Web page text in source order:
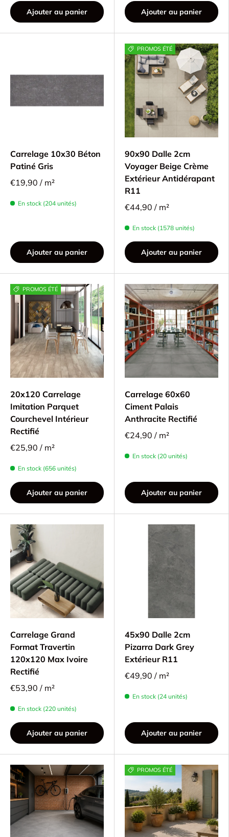
Ajouter au panier Ajouter au panier
Carrelage 10x30 Béton
Patiné Gris
€19,90 / m²
En stock (204 unités)
Ajouter au panier
PROMOS ÉTÉ
90x90 Dalle 2cm
Voyager Beige Crème
Extérieur Antidérapant
R11
€44,90 / m²
En stock (1578 unités)
Ajouter au panier
PROMOS ÉTÉ
20x120 Carrelage
Imitation Parquet
Courchevel Intérieur
Rectifié
€25,90 / m²
En stock (656 unités)
Ajouter au panier
Carrelage 60x60
Ciment Palais
Anthracite Rectifié
€24,90 / m²
En stock (20 unités)
Ajouter au panier
Carrelage Grand
Format Travertin
120x120 Max Ivoire
Rectifié
€53,90 / m²
En stock (220 unités)
Ajouter au panier
45x90 Dalle 2cm
Pizarra Dark Grey
Extérieur R11
€49,90 / m²
En stock (24 unités)
Ajouter au panier
PROMOS ÉTÉ